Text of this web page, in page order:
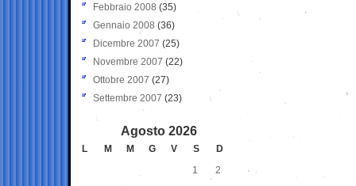
Febbraio 2008 (35)
Gennaio 2008 (36)
Dicembre 2007 (25)
Novembre 2007 (22)
Ottobre 2007 (27)
Settembre 2007 (23)
Agosto 2026
L M M G V S
D
1
2